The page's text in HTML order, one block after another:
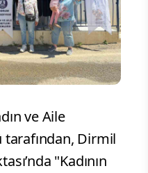
ve Aile
Dirmil
"Kadının